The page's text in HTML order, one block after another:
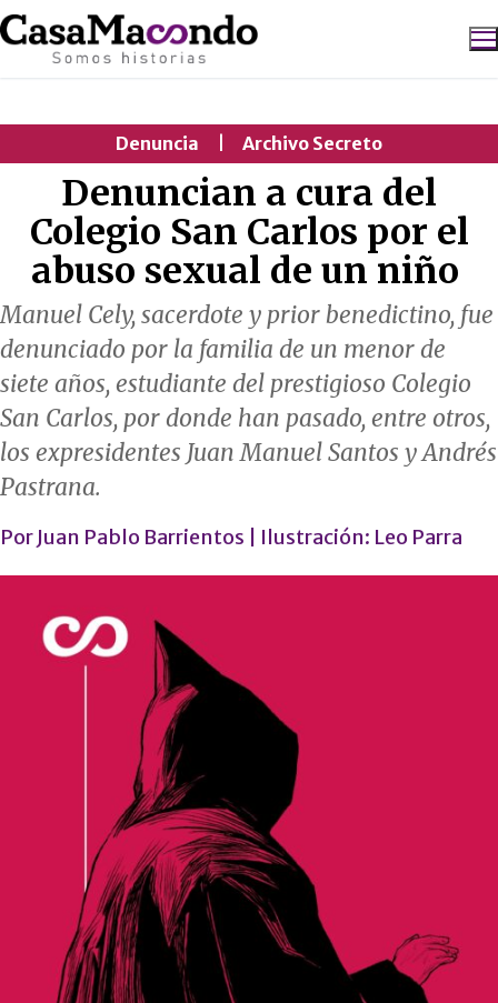
Ir
al
contenido
Buscar:
Denuncia Archivo Secreto
Denuncian a cura del
Colegio San Carlos por el
abuso sexual de un niño
Manuel Cely, sacerdote y prior benedictino, fue
denunciado por la familia de un menor de
siete años, estudiante del prestigioso Colegio
San Carlos, por donde han pasado, entre otros,
los expresidentes Juan Manuel Santos y Andrés
Pastrana.
PorJuan Pablo Barrientos | Ilustración: Leo Parra